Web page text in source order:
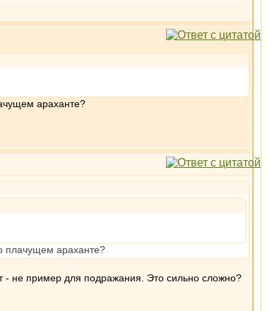
араханте?
плачущем араханте?
- не пример для подражания. Это сильно сложно?